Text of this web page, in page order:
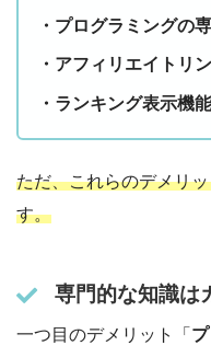
・プログラミングの
・アフィリエイトリ
・ランキング表示機
ただ、これらのデメリ
す。
専門的な知識は
一つ目のデメリット「